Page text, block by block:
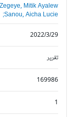
Zegeye, Mitik Ayalew;
Sanou, Aicha Lucie;
2022/3/29
تقرير
169986